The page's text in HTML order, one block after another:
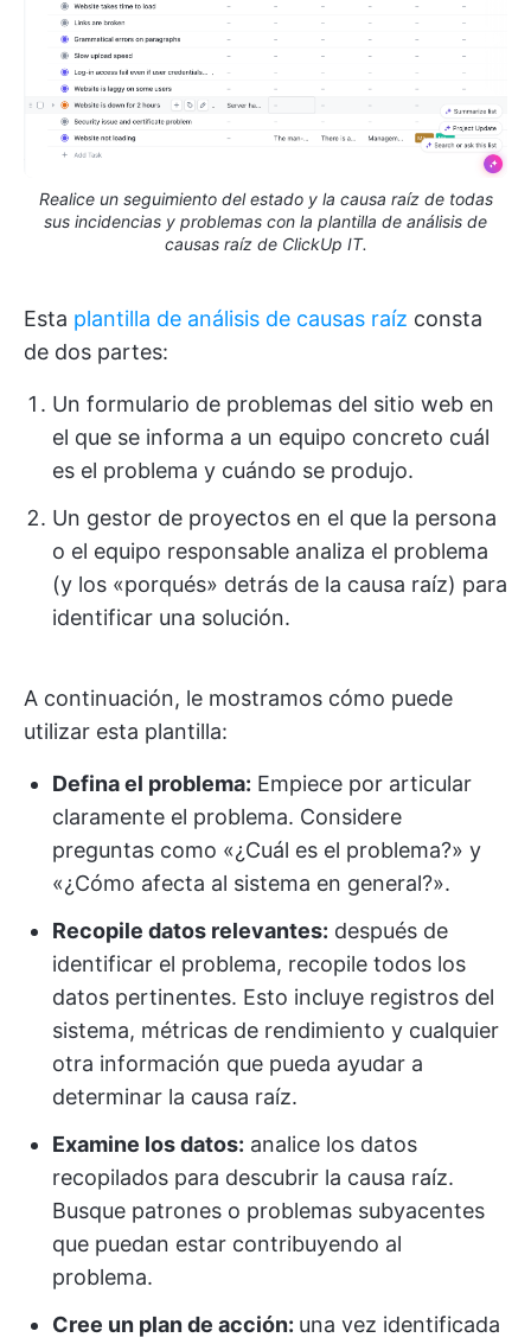
Realice un seguimiento del estado y la causa raíz de todas
sus incidencias y problemas con la plantilla de análisis de
causas raíz de ClickUp IT.
Esta plantilla de análisis de causas raíz consta
de dos partes:
Un formulario de problemas del sitio web en
el que se informa a un equipo concreto cuál
es el problema y cuándo se produjo.
Un gestor de proyectos en el que la persona
o el equipo responsable analiza el problema
(y los «porqués» detrás de la causa raíz) para
identificar una solución.
A continuación, le mostramos cómo puede
utilizar esta plantilla:
Defina el problema: Empiece por articular
claramente el problema. Considere
preguntas como «¿Cuál es el problema?» y
«¿Cómo afecta al sistema en general?».
Recopile datos relevantes: después de
identificar el problema, recopile todos los
datos pertinentes. Esto incluye registros del
sistema, métricas de rendimiento y cualquier
otra información que pueda ayudar a
determinar la causa raíz.
Examine los datos: analice los datos
recopilados para descubrir la causa raíz.
Busque patrones o problemas subyacentes
que puedan estar contribuyendo al
problema.
Cree un plan de acción: una vez identificada